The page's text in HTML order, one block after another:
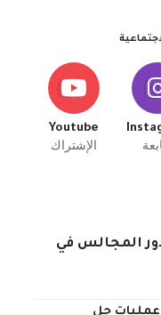
Youtube
الإشتراك
المجالس في
عمليات حل